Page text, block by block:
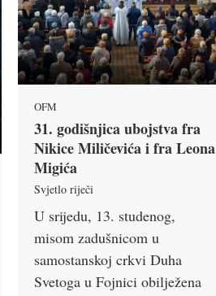
OFM
31. godišnjica ubojstva fra
Nikice Miličevića i fra Leona
Migića
Svjetlo riječi
U srijedu, 13. studenog,
misom zadušnicom u
samostanskoj crkvi Duha
Svetoga u Fojnici obilježena